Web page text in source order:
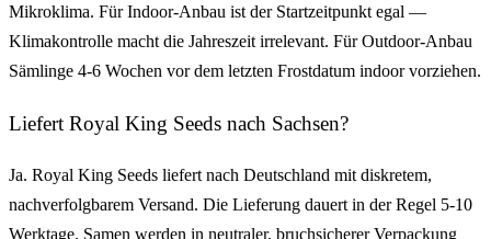
Mikroklima. Für Indoor-Anbau ist der Startzeitpunkt egal —
Klimakontrolle macht die Jahreszeit irrelevant. Für Outdoor-Anbau
Sämlinge 4-6 Wochen vor dem letzten Frostdatum indoor vorziehen.
Liefert Royal King Seeds nach Sachsen?
Ja. Royal King Seeds liefert nach Deutschland mit diskretem,
nachverfolgbarem Versand. Die Lieferung dauert in der Regel 5-10
Werktage. Samen werden in neutraler, bruchsicherer Verpackung